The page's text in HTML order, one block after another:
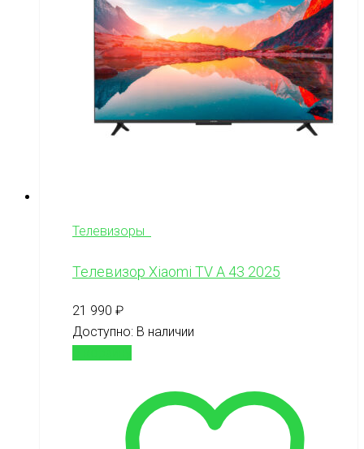
Телевизоры
Телевизор Xiaomi TV A 43 2025
21 990 ₽
Доступно: В наличии